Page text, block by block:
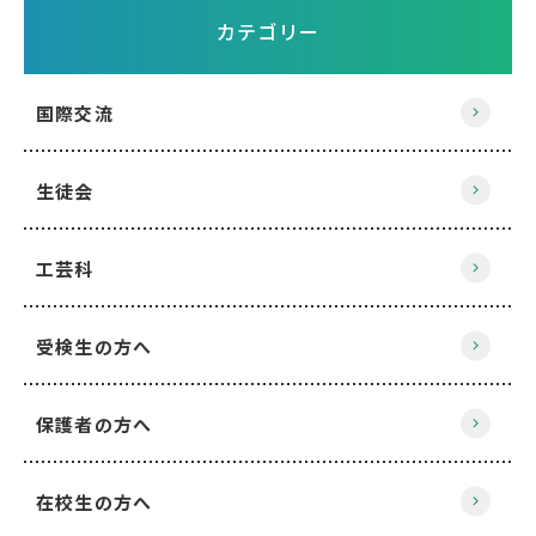
カテゴリー
国際交流
生徒会
工芸科
受検生の方へ
保護者の方へ
在校生の方へ